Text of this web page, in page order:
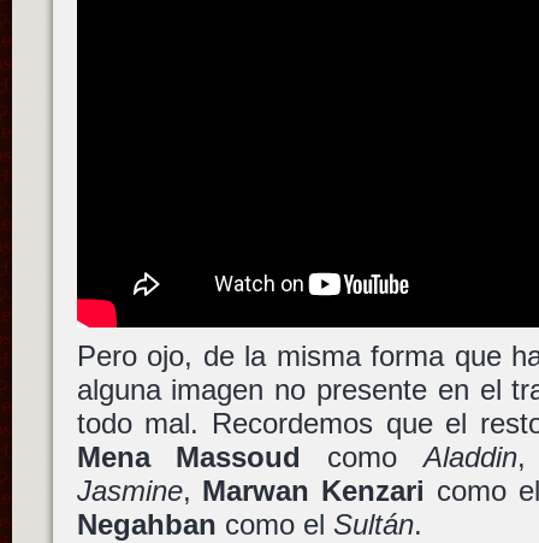
Pero ojo, de la misma forma que
alguna imagen no presente en el
todo mal. Recordemos que el
Mena Massoud comoAladdin
Jasmine, Marwan Kenzari como
Negahban como el Sultán.